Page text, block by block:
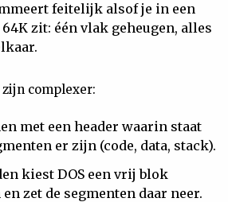
feitelijk alsof je in een
zit: één vlak geheugen, alles
zijn complexer:
met een header waarin staat
er zijn (code, data, stack).
kiest DOS een vrij blok
en zet de segmenten daar neer.